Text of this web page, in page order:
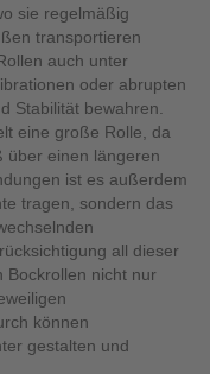
sie regelmäßig
transportieren
auch unter
oder abrupten
Stabilität bewahren.
eine große Rolle, da
über einen längeren
ist es außerdem
tragen, sondern das
all dieser
Bockrollen nicht nur
können
gestalten und